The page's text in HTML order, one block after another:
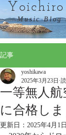
Music Blog
記事
一等無人
に合格しま
yoshikawa
2025年3月23日
更新日： 2025年4月1日